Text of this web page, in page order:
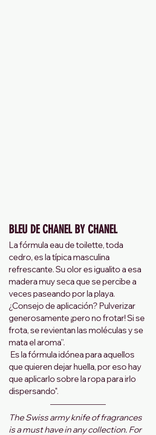
BLEU DE CHANEL BY CHANEL
La fórmula eau de toilette, toda
cedro, es la típica masculina
refrescante. Su olor es igualito a esa
madera muy seca que se percibe a
veces paseando por la playa.
¿Consejo de aplicación? Pulverizar
generosamente ¡pero no frotar! Si se
frota, se revientan las moléculas y se
mata el aroma”.
que quieren dejar huella, por eso hay
que aplicarlo sobre la ropa para irlo
dispersando".
The Swiss army knife of fragrances
is a must have in any collection. For